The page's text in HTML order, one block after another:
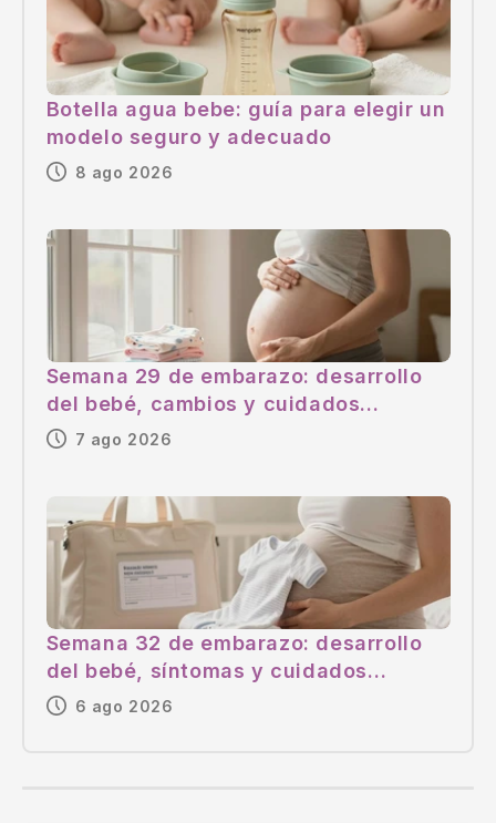
Botella agua bebe: guía para elegir un
modelo seguro y adecuado
8 ago 2026
Semana 29 de embarazo: desarrollo
del bebé, cambios y cuidados
esenciales
7 ago 2026
Semana 32 de embarazo: desarrollo
del bebé, síntomas y cuidados
esenciales
6 ago 2026